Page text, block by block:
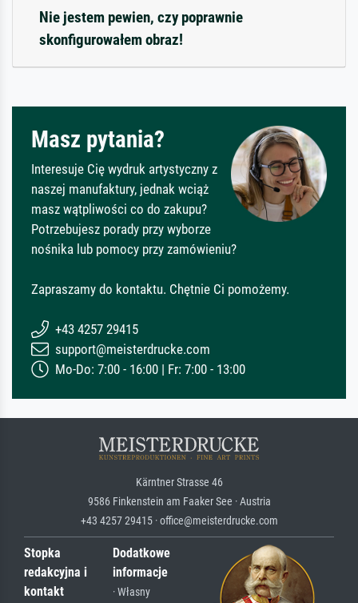
Nie jestem pewien, czy poprawnie
skonfigurowałem obraz!
Masz pytania?
Interesuje Cię wydruk artystyczny z
naszej manufaktury, jednak wciąż
masz wątpliwości co do zakupu?
Potrzebujesz porady przy wyborze
nośnika lub pomocy przy zamówieniu?
Zapraszamy do kontaktu. Chętnie Ci pomożemy.
+43 4257 29415
support@meisterdrucke.com
Mo-Do: 7:00 - 16:00 | Fr: 7:00 - 13:00
Kärntner Strasse 46
9586 Finkenstein am Faaker See · Austria
+43 4257 29415 · office@meisterdrucke.com
Stopka
redakcyjna i
kontakt
Dodatkowe
informacje
· Własny